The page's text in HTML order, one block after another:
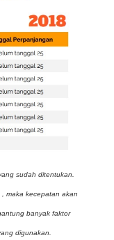
sudah ditentukan.
maka kecepatan akan
banyak faktor
digunakan.